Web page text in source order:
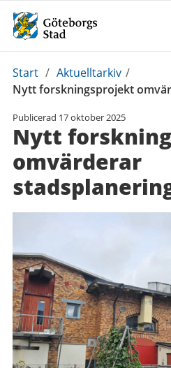
Du
är
Start / Aktuelltarkiv /
Nytt forskningsprojekt
Publicerad 17 oktober 2025
Nytt
omvärderar